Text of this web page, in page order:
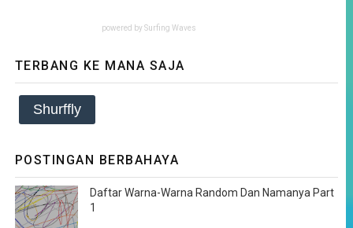
powered by Surfing Waves
TERBANG KE MANA SAJA
Shurffly
POSTINGAN BERBAHAYA
Daftar Warna-Warna Random Dan Namanya Part
1